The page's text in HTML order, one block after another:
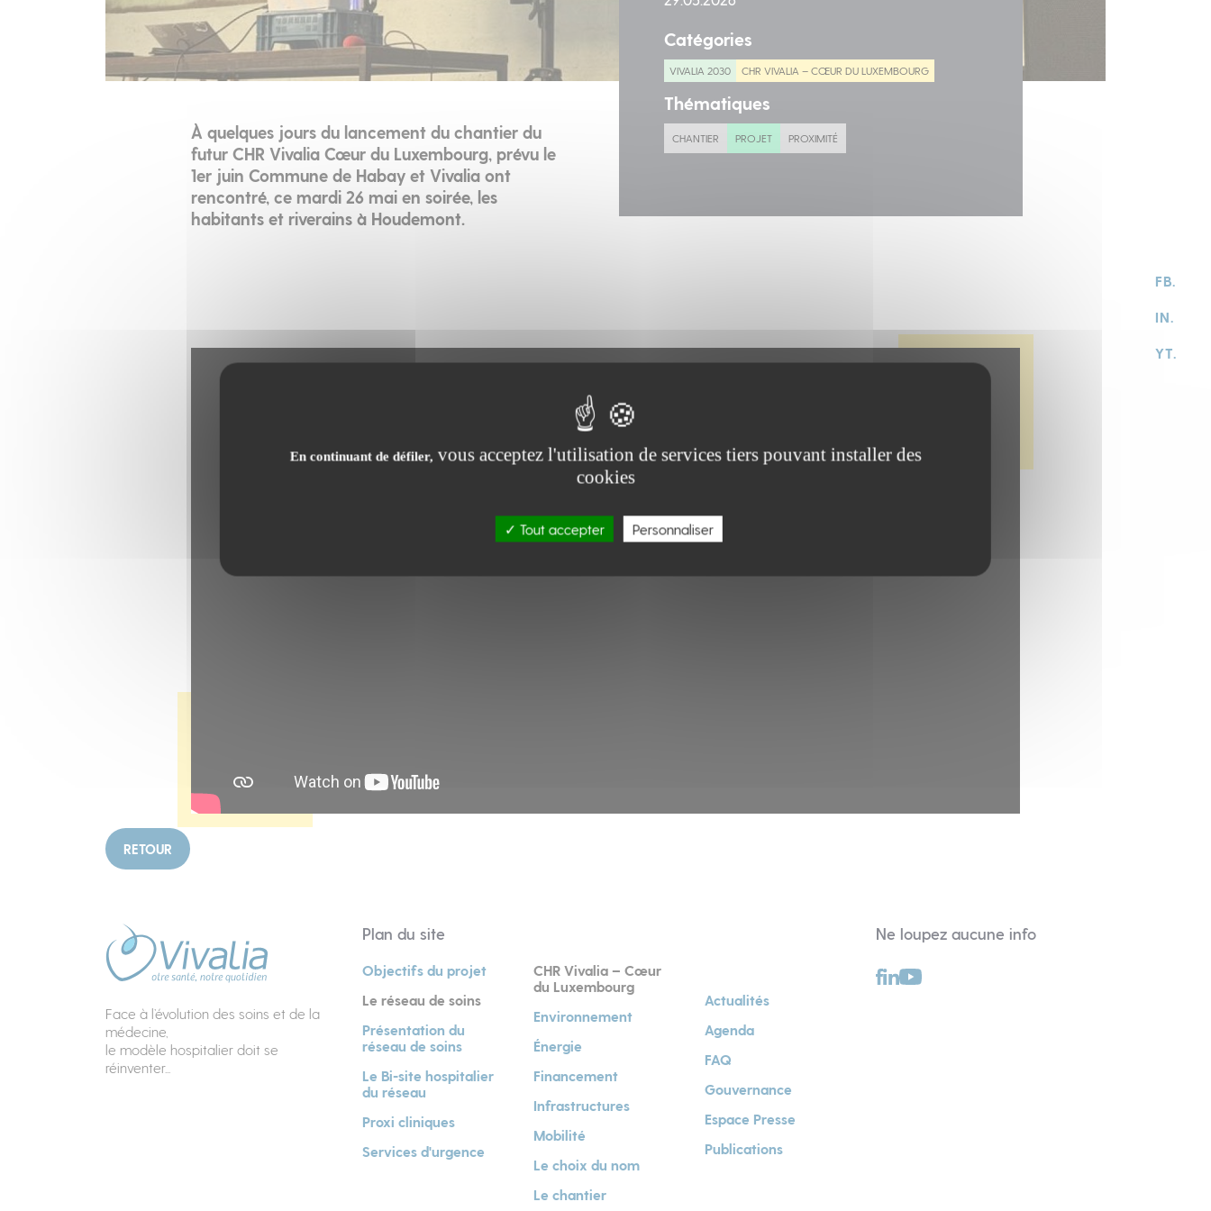
FB.
IN.
YT.
Catégories
VIVALIA 2030 CHR VIVALIA – CŒUR DU LUXEMBOURG
Thématiques
CHANTIER PROJET PROXIMITÉ
À quelques jours du lancement du chantier du
futur CHR Vivalia Cœur du Luxembourg, prévu le
1er juin Commune de Habay et Vivalia ont
rencontré, ce mardi 26 mai en soirée, les
habitants et riverains à Houdemont.
RETOUR
Face à l’évolution des soins et de la
médecine,
le modèle hospitalier doit se
réinventer...
Plan du site
Objectifs du projet
Le réseau de soins
Présentation du
réseau de soins
Le Bi-site hospitalier
du réseau
Proxi cliniques
Services d'urgence
CHR Vivalia – Cœur
du Luxembourg
Environnement
Énergie
Financement
Infrastructures
Mobilité
Le choix du nom
Le chantier
Actualités
Agenda
FAQ
Gouvernance
Espace Presse
Publications
Ne loupez aucune info
En continuant de défiler, vous acceptez l'utilisation de services tiers pouvant installer des
cookies
Tout accepter Personnaliser